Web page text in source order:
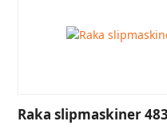
Raka slipmaskiner